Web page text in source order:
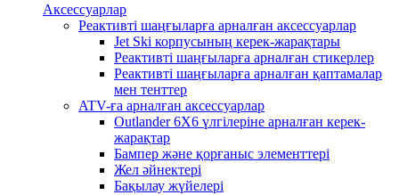
Аксессуарлар
Реактивті шаңғыларға арналған аксессуарлар
Jet Ski корпусының керек-жарақтары
Реактивті шаңғыларға арналған стикерлер
Реактивті шаңғыларға арналған қаптамалар
мен тенттер
ATV-ға арналған аксессуарлар
Outlander 6X6 үлгілеріне арналған керек-
жарақтар
Бампер және қорғаныс элементтері
Жел әйнектері
Бақылау жүйелері